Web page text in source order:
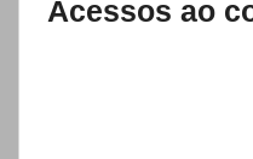
Acessos ao